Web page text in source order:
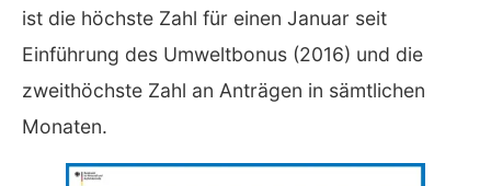
ist die höchste Zahl für einen Januar seit
Einführung des Umweltbonus (2016) und die
zweithöchste Zahl an Anträgen in sämtlichen
Monaten.